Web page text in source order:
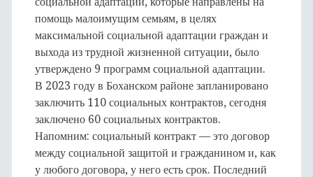
помощь малоимущим семьям, в целях
максимальной социальной адаптации граждан и
выхода из трудной жизненной ситуации, было
утверждено 9 программ социальной адаптации.
В 2023 году в Боханском районе запланировано
заключить 110 социальных контрактов, сегодня
заключено 60 социальных контрактов.
Напомним: социальный контракт — это договор
между социальной защитой и гражданином и, как
у любого договора, у него есть срок. Последний